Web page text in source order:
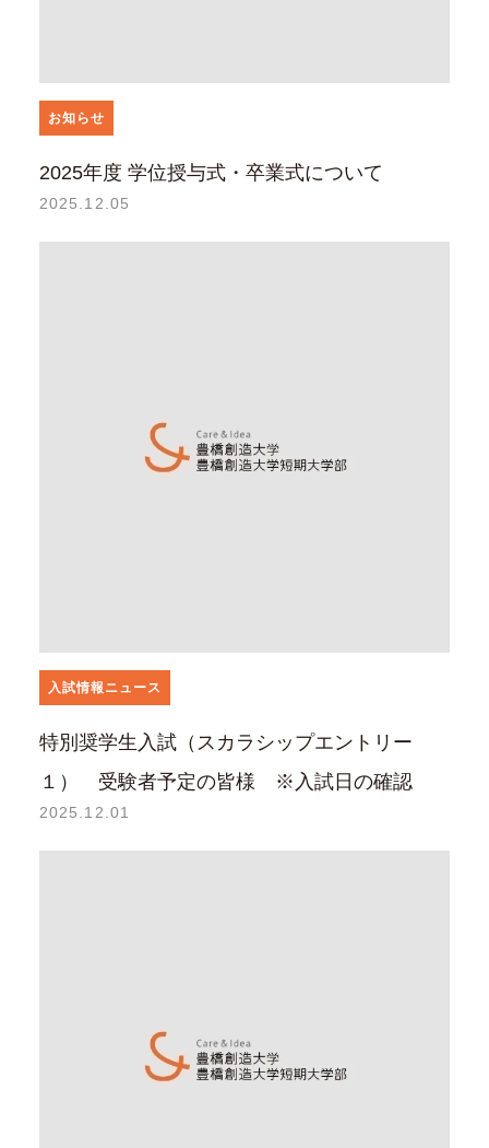
お知らせ
2025年度 学位授与式・卒業式について
2025.12.05
入試情報ニュース
特別奨学生入試（スカラシップエントリー
１） 受験者予定の皆様 ※入試日の確認
2025.12.01